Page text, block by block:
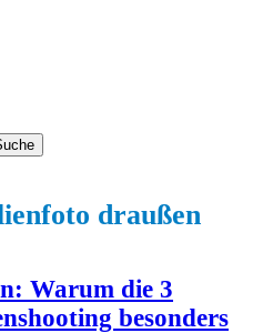
draußen
Warum die 3
besonders